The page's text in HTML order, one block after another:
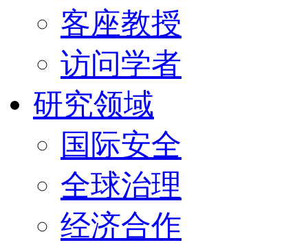
客座教授
访问学者
研究领域
国际安全
全球治理
经济合作